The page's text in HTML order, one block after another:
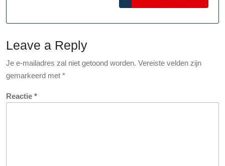
een
Opleiding
MORE
Leave a Reply
Je e-mailadres zal niet getoond worden. Vereiste velden zijn
gemarkeerd met *
Reactie *